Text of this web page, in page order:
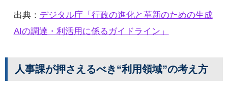
出典： デジタル庁「行政の進化と革新のための生成
AIの調達・利活用に係るガイドライン」
人事課が押さえるべき“利用領域”の考え方